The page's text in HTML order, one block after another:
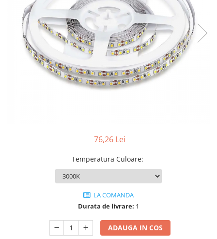
Tuburi LED
Lămpi de Birou
Oglinzi LED
76,26 Lei
Temperatura Culoare:
LA COMANDA
Durata de livrare: 1
ADAUGA IN COS